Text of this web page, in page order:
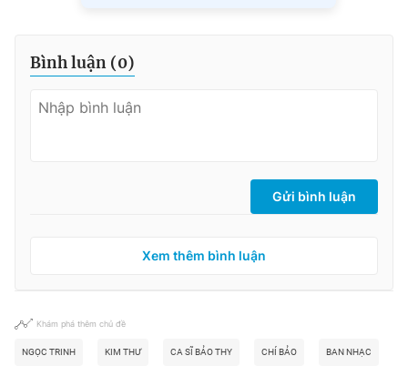
Bình luận (0)
Gửi bình luận
Xem thêm bình luận
Khám phá thêm chủ đề
NGỌC TRINH KIM THƯ CA SĨ BẢO THY CHÍ BẢO BAN NHẠC